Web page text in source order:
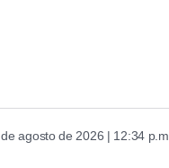
agosto de 2026 | 12:34 p.m.